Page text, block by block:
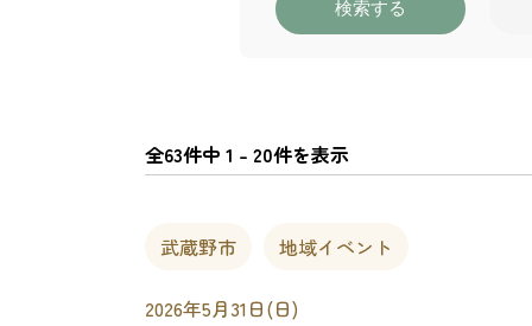
検索する
全63件中 1 - 20件を表示
武蔵野市 地域イベント
2026年5月31日(日)